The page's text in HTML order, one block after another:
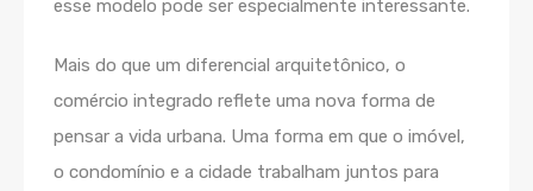
esse modelo pode ser especialmente interessante.
Mais do que um diferencial arquitetônico, o
comércio integrado reflete uma nova forma de
pensar a vida urbana. Uma forma em que o imóvel,
o condomínio e a cidade trabalham juntos para